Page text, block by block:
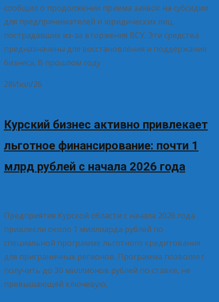
сообщил о продолжении приема заявок на субсидии
для предпринимателей и юридических лиц,
пострадавших из-за вторжения ВСУ. Эти средства
предназначены для восстановления и поддержания
бизнеса. В прошлом году
28Июл/26
Курский бизнес активно привлекает
льготное финансирование: почти 1
млрд рублей с начала 2026 года
Предприятия Курской области с начала 2026 года
привлекли около 1 миллиарда рублей по
специальной программе льготного кредитования
для приграничных регионов. Программа позволяет
получить до 30 миллионов рублей по ставке, не
превышающей ключевую,